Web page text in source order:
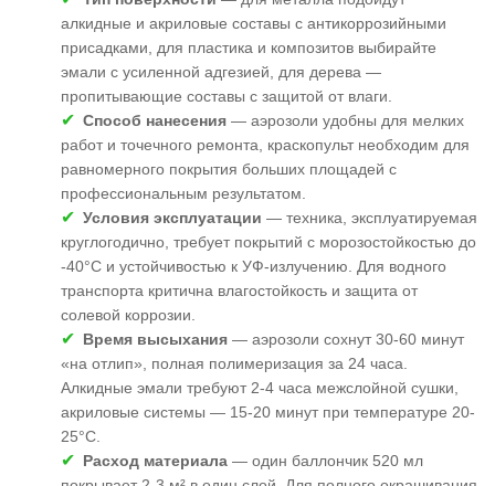
алкидные и акриловые составы с антикоррозийными
присадками, для пластика и композитов выбирайте
эмали с усиленной адгезией, для дерева —
пропитывающие составы с защитой от влаги.
Способ нанесения — аэрозоли удобны для мелких
работ и точечного ремонта, краскопульт необходим для
равномерного покрытия больших площадей с
профессиональным результатом.
Условия эксплуатации — техника, эксплуатируемая
круглогодично, требует покрытий с морозостойкостью до
-40°C и устойчивостью к УФ-излучению. Для водного
транспорта критична влагостойкость и защита от
солевой коррозии.
Время высыхания — аэрозоли сохнут 30-60 минут
«на отлип», полная полимеризация за 24 часа.
Алкидные эмали требуют 2-4 часа межслойной сушки,
акриловые системы — 15-20 минут при температуре 20-
25°C.
Расход материала — один баллончик 520 мл